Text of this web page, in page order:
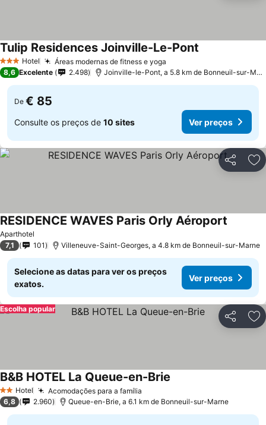
3 EstrelasHotel Áreas modernas de fitness e yoga
Tulip Residences Joinville-Le-Pont
8,6 Excelente 2.498 Joinville-le-Pont, a 5.8 km de Bonneuil-sur-
De € 85
Consulte os preços de 10 sites Ver preços
Partilhar
Aparthotel
RESIDENCE WAVES Paris Orly Aéroport
7,1 101 Villeneuve-Saint-Georges, a 4.8 km de Bonneuil-sur-Marne
Selecione as datas para ver os preços
exatos.
Ver preços
Partilhar
Escolha popular
2 Estrelas
Hotel Acomodações para a família
B&B HOTEL La Queue-en-Brie
6,8 2.960 Queue-en-Brie, a 6.1 km de Bonneuil-sur-Marne